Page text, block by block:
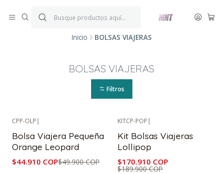
*Aplica condiciones y restricciones*
Inicio BOLSAS VIAJERAS
BOLSAS VIAJERAS
Filtros
CPP-OLP |
Bolsa Viajera Pequeña
Orange Leopard
$44.910 COP$49.900 COP
KITCP-POP |
Kit Bolsas Viajeras
Lollipop
$170.910 COP
$189.900 COP